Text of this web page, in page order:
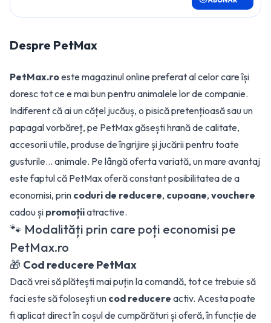
Despre PetMax
PetMax.roeste magazinul online preferat al celor care își
doresc tot ce e mai bun pentru animalele lor de companie.
Indiferent că ai un cățel jucăuș, o pisică pretențioasă sau un
papagal vorbăreț, pe PetMax găsești hrană de calitate,
accesorii utile, produse de îngrijire și jucării pentru toate
gusturile… animale. Pe lângă oferta variată, un mare avantaj
este faptul că PetMax oferă constant posibilitatea de a
economisi, prin coduri de reducere, cupoane, vouchere
cadou și promoțiiatractive.
🐾 Modalități prin care poți economisi pe
PetMax.ro
🎁 Cod reducere PetMax
Dacă vrei să plătești mai puțin la comandă, tot ce trebuie să
faci este să folosești un cod reducere activ. Acesta poate
fi aplicat direct în coșul de cumpărături și oferă, în funcție de